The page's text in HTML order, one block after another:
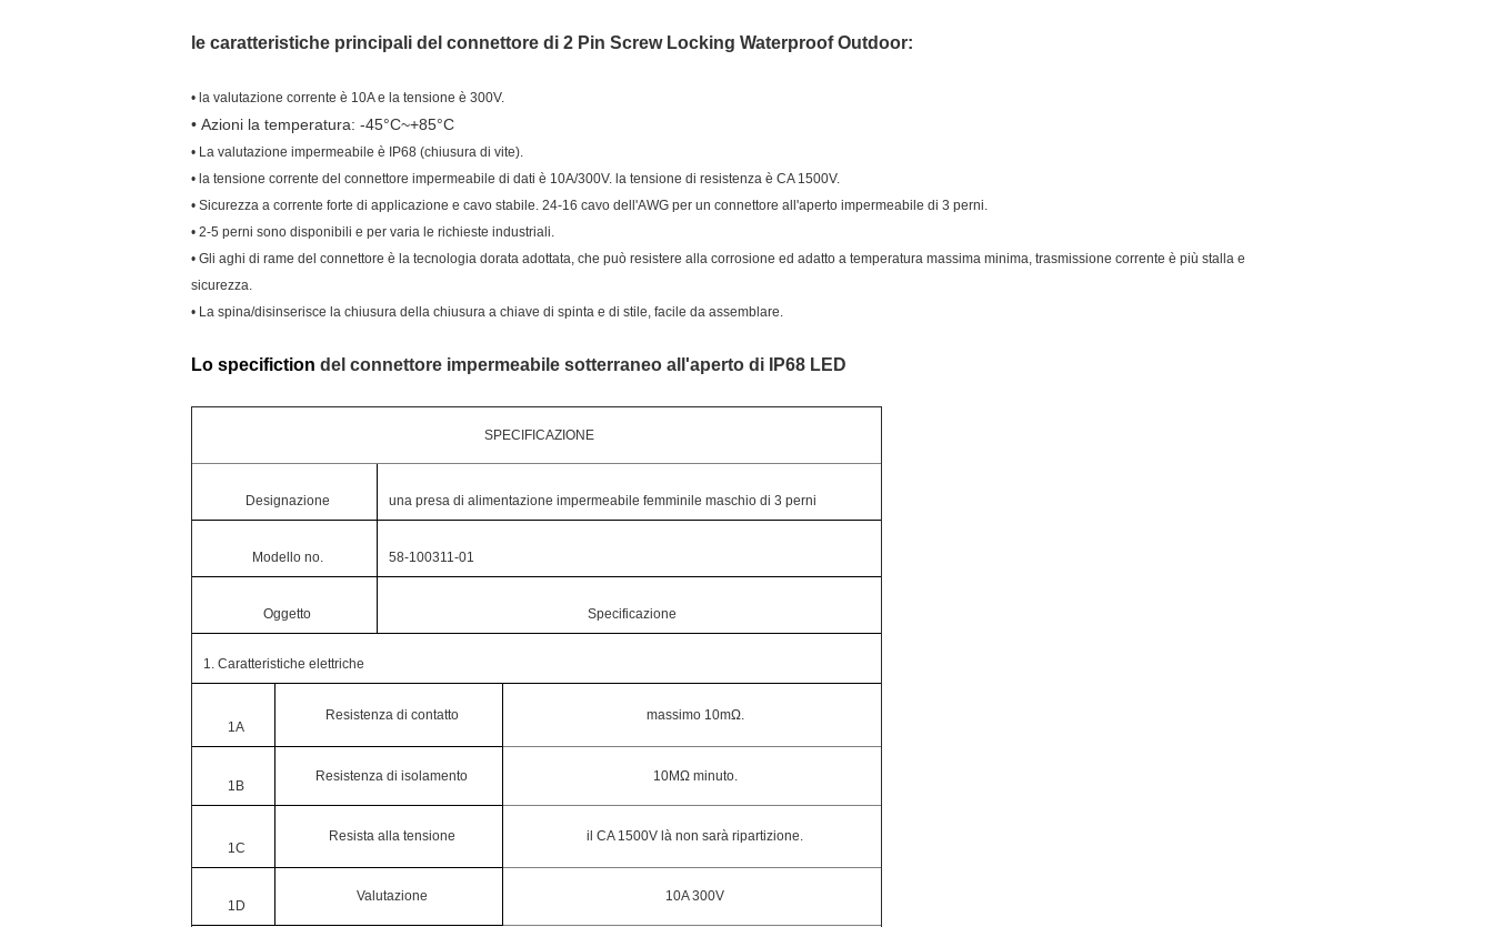
le caratteristiche principali del connettore di 2 Pin Screw Locking Waterproof Outdoor:
• la valutazione corrente è 10A e la tensione è 300V.
• Azioni la temperatura: -45°C~+85°C
• La valutazione impermeabile è IP68 (chiusura di vite).
• la tensione corrente del connettore impermeabile di dati è 10A/300V. la tensione di resistenza è CA 1500V.
• Sicurezza a corrente forte di applicazione e cavo stabile. 24-16 cavo dell'AWG per un connettore all'aperto impermeabile di 3 perni.
• 2-5 perni sono disponibili e per varia le richieste industriali.
• Gli aghi di rame del connettore è la tecnologia dorata adottata, che può resistere alla corrosione ed adatto a temperatura massima minima, trasmissione corrente è più stalla e
sicurezza.
• La spina/disinserisce la chiusura della chiusura a chiave di spinta e di stile, facile da assemblare.
Lo specifiction del connettore impermeabile sotterraneo all'aperto di IP68 LED
SPECIFICAZIONE
Designazione una presa di alimentazione impermeabile femminile maschio di 3 perni
Modello no. 58-100311-01
Oggetto Specificazione
1. Caratteristiche elettriche
1A
Resistenza di contatto massimo 10mΩ.
1B
Resistenza di isolamento 10MΩ minuto.
1C
Resista alla tensione il CA 1500V là non sarà ripartizione.
1D
Valutazione 10A 300V